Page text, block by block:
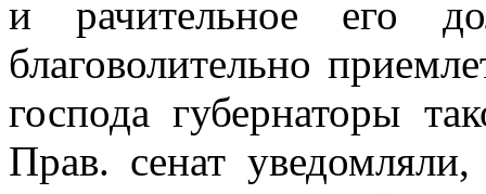
и рачительное его
благоволительно
господа губернаторы
Прав. сенат